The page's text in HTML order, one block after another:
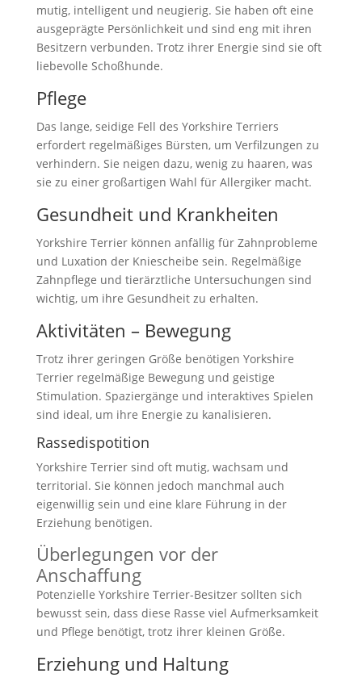
mutig, intelligent und neugierig. Sie haben oft eine
ausgeprägte Persönlichkeit und sind eng mit ihren
Besitzern verbunden. Trotz ihrer Energie sind sie oft
liebevolle Schoßhunde.
Pflege
Das lange, seidige Fell des Yorkshire Terriers
erfordert regelmäßiges Bürsten, um Verfilzungen zu
verhindern. Sie neigen dazu, wenig zu haaren, was
sie zu einer großartigen Wahl für Allergiker macht.
Gesundheit und Krankheiten
Yorkshire Terrier können anfällig für Zahnprobleme
und Luxation der Kniescheibe sein. Regelmäßige
Zahnpflege und tierärztliche Untersuchungen sind
wichtig, um ihre Gesundheit zu erhalten.
Aktivitäten – Bewegung
Trotz ihrer geringen Größe benötigen Yorkshire
Terrier regelmäßige Bewegung und geistige
Stimulation. Spaziergänge und interaktives Spielen
sind ideal, um ihre Energie zu kanalisieren.
Rassedispotition
Yorkshire Terrier sind oft mutig, wachsam und
territorial. Sie können jedoch manchmal auch
eigenwillig sein und eine klare Führung in der
Erziehung benötigen.
Überlegungen vor der
Anschaffung
Potenzielle Yorkshire Terrier-Besitzer sollten sich
bewusst sein, dass diese Rasse viel Aufmerksamkeit
und Pflege benötigt, trotz ihrer kleinen Größe.
Erziehung und Haltung